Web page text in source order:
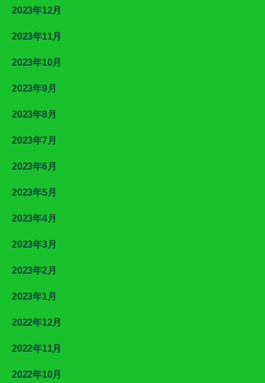
2023年12月
2023年11月
2023年10月
2023年9月
2023年8月
2023年7月
2023年6月
2023年5月
2023年4月
2023年3月
2023年2月
2023年1月
2022年12月
2022年11月
2022年10月